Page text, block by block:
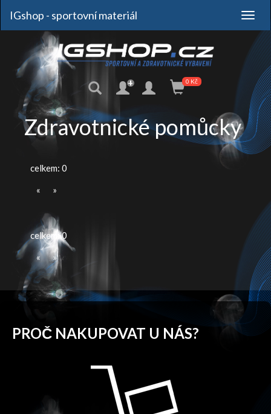
+ 0 Kč
IGshop - sportovní materiál
Zdravotnické pomůcky
celkem: 0
«
»
celkem: 0
«
»
PROČ NAKUPOVAT U NÁS?